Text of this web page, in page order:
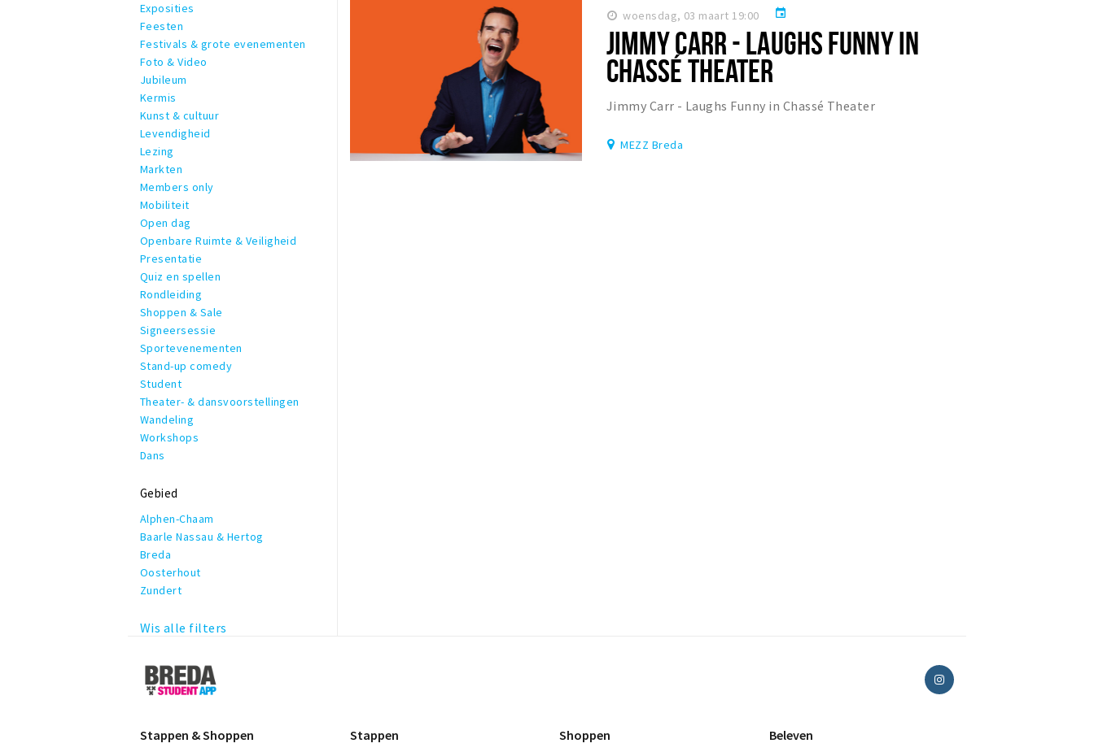
Exposities
Feesten
Festivals & grote evenementen
Foto & Video
Jubileum
Kermis
Kunst & cultuur
Levendigheid
Lezing
Markten
Members only
Mobiliteit
Open dag
Openbare Ruimte & Veiligheid
Presentatie
Quiz en spellen
Rondleiding
Shoppen & Sale
Signeersessie
Sportevenementen
Stand-up comedy
Student
Theater- & dansvoorstellingen
Wandeling
Workshops
Dans
Gebied
Alphen-Chaam
Baarle Nassau & Hertog
Breda
Oosterhout
Zundert
Wis alle filters
woensdag, 03 maart 19:00 event
JIMMY CARR - LAUGHS FUNNY IN
CHASSÉ THEATER
Jimmy Carr - Laughs Funny in Chassé Theater
MEZZ Breda
Breda
Student
App
Stappen & Shoppen Stappen Shoppen Beleven